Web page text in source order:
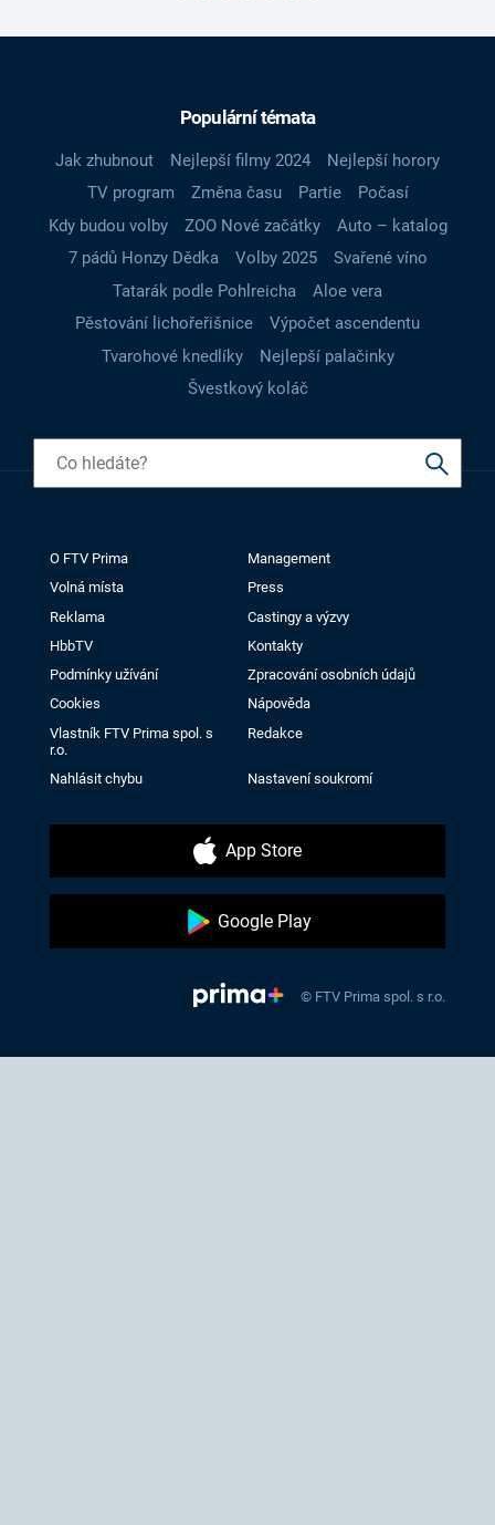
Populární témata
Jak zhubnout Nejlepší filmy 2024
Nejlepší horory
TV program
Změna času Partie
Počasí
Kdy budou volby
ZOO Nové začátky
Auto – katalog
7 pádů Honzy Dědka
Volby 2025
Svařené víno
Tatarák podle Pohlreicha
Aloe vera
Pěstování lichořeřišnice
Výpočet ascendentu
Tvarohové knedlíky
Nejlepší palačinky
Švestkový koláč
O FTV Prima
Management
Volná místa
Press
Reklama
Castingy a výzvy
HbbTV
Kontakty
Podmínky užívání
Zpracování osobních údajů
Cookies
Nápověda
Vlastník FTV Prima spol. s
r.o.
Redakce
Nahlásit chybu Nastavení soukromí
App Store
Google Play
© FTV Prima spol. s r.o.